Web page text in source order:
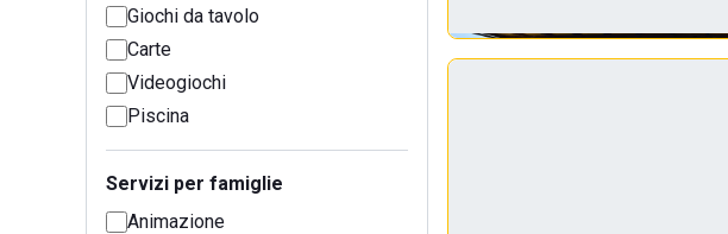
Giochi da tavolo
Carte
Videogiochi
Piscina
Servizi per famiglie
Animazione